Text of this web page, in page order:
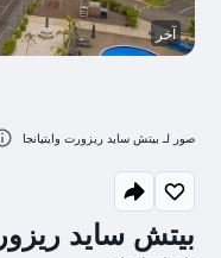
بيتش سايد
آخر
صور لـ بيتش سايد ريزورت وايتيانجا